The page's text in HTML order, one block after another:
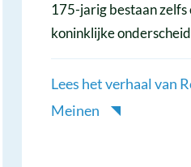
175-jarig bestaan zelfs
koninklijke
Lees het verhaal van
Meinen